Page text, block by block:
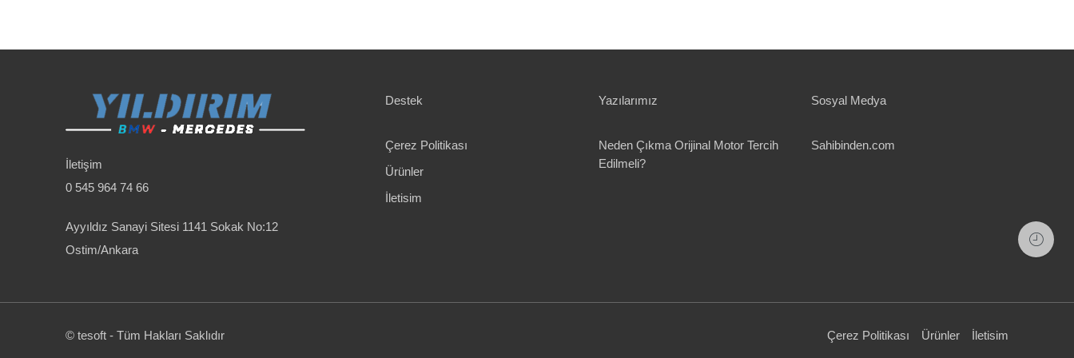
İletişim
0 545 964 74 66
Ayyıldız Sanayi Sitesi 1141 Sokak No:12
Ostim/Ankara
Destek
Çerez Politikası
Ürünler
İletisim
Yazılarımız
Neden Çıkma Orijinal Motor Tercih
Edilmeli?
Sosyal Medya
Sahibinden.com
© tesoft - Tüm Hakları Saklıdır Çerez Politikası Ürünler İletisim